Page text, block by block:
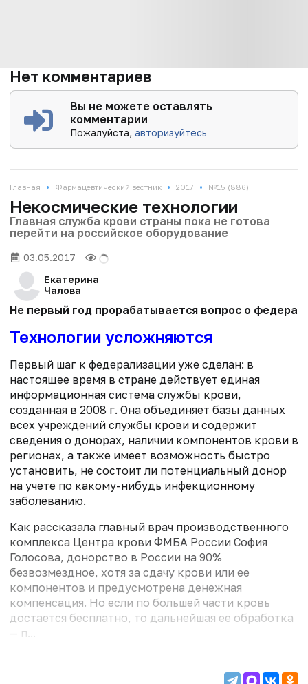
Нет комментариев
Вы не можете оставлять
комментарии
Пожалуйста,авторизуйтесь
Главная • Фармацевтический вестник • 2017 • №15 (886)
Некосмические технологии
Главная служба крови страны пока не готова
перейти на российское оборудование
03.05.2017
Екатерина
Чалова
Не первый год прорабатывается вопрос о
Технологии усложняются
Первый шаг к федерализации уже сделан: в
настоящее время в стране действует единая
информационная система службы крови,
созданная в 2008 г. Она объединяет базы данных
всех учреждений службы крови и содержит
сведения о донорах, наличии компонентов крови в
регионах, а также имеет возможность быстро
установить, не состоит ли потенциальный донор
на учете по какому-нибудь инфекционному
заболеванию.
Как рассказала главный врач производственного
комплекса Центра крови ФМБА России София
Голосова, донорство в России на 90%
безвозмездное, хотя за сдачу крови или ее
компонентов и предусмотрена денежная
компенсация. Но если по большей части кровь
достается бесплатно, то дальнейшая ее обработка
— п...